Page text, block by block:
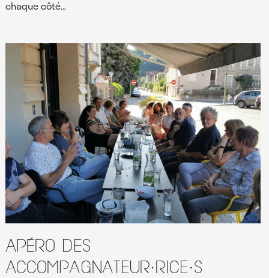
chaque côté…
Apéro des
accompagnateur·rice·s